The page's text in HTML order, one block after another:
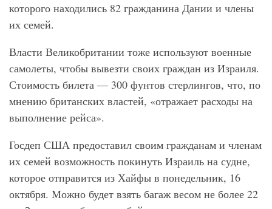
которого находились 82 гражданина Дании и члены
их семей.
Власти Великобритании тоже используют военные
самолеты, чтобы вывезти своих граждан из Израиля.
Стоимость билета — 300 фунтов стерлингов, что, по
мнению британских властей, «отражает расходы на
выполнение рейса».
Госдеп США предоставил своим гражданам и членам
их семей возможность покинуть Израиль на судне,
которое отправится из Хайфы в понедельник, 16
октября. Можно будет взять багаж весом не более 22